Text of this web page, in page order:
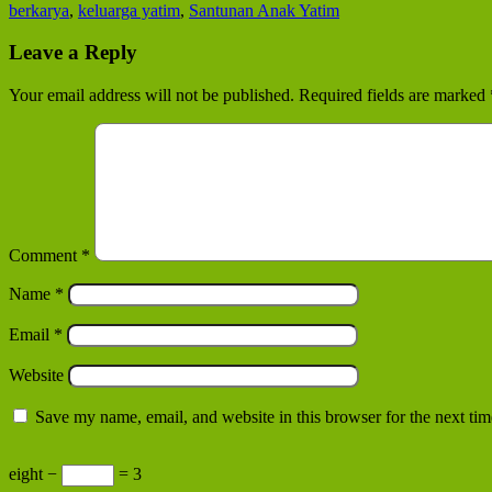
berkarya, keluarga yatim, Santunan Anak Yatim
Leave a Reply
Your email address will not be published. Required fields are marked
Comment *
Name *
Email *
Website
Save my name, email, and website in this browser for the next
eight − = 3